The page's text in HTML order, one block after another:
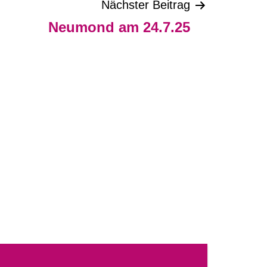
Nächster Beitrag
Neumond am 24.7.25